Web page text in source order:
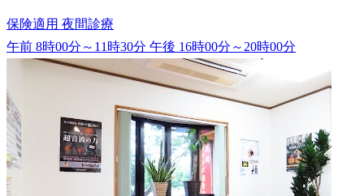
保険適用 夜間診療
午前 8時00分～11時30分 午後 16時00分～20時00分